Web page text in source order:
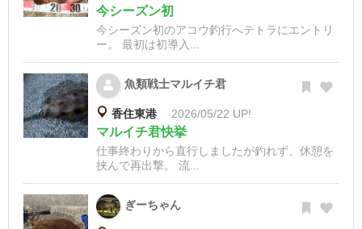
今シーズン初
今シーズン初のアコウ釣行へテトラにエントリ
ー。 最初は初導入...
魚類戦士マルイチ君
香住東港 2026/05/22 UP!
マルイチ君快挙
仕事終わりから直行しましたが釣れず、休憩を
挟んで再出撃。 流...
ぎーちゃん